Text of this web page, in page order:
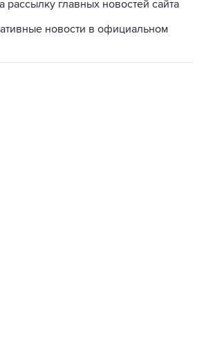
рассылку главных новостей сайта
новости в официальном